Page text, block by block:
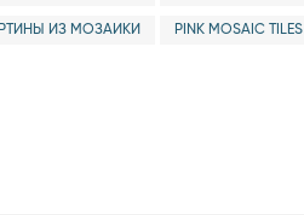
ИЗ МОЗАИКИ PINK MOSAIC TILES